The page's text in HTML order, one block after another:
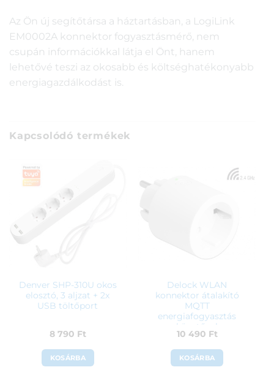
Az Ön új segítőtársa a háztartásban, a LogiLink
EM0002A konnektor fogyasztásmérő, nem
csupán információkkal látja el Önt, hanem
lehetővé teszi az okosabb és költséghatékonyabb
energiagazdálkodást is.
Kapcsolódó termékek
Denver SHP-310U okos
elosztó, 3 aljzat + 2x
USB töltőport
8 790 Ft
KOSÁRBA
Delock WLAN
konnektor átalakító
MQTT
energiafogyasztás
követővel
10 490 Ft
KOSÁRBA